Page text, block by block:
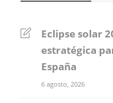
Eclipse solar
estratégica
España
6 agosto, 2026